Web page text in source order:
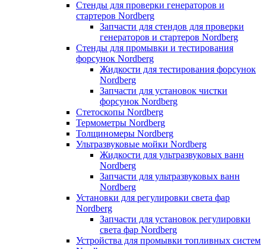
Стенды для проверки генераторов и
стартеров Nordberg
Запчасти для стендов для проверки
генераторов и стартеров Nordberg
Стенды для промывки и тестирования
форсунок Nordberg
Жидкости для тестирования форсунок
Nordberg
Запчасти для установок чистки
форсунок Nordberg
Стетоскопы Nordberg
Термометры Nordberg
Толщиномеры Nordberg
Ультразвуковые мойки Nordberg
Жидкости для ультразвуковых ванн
Nordberg
Запчасти для ультразвуковых ванн
Nordberg
Установки для регулировки света фар
Nordberg
Запчасти для установок регулировки
света фар Nordberg
Устройства для промывки топливных систем